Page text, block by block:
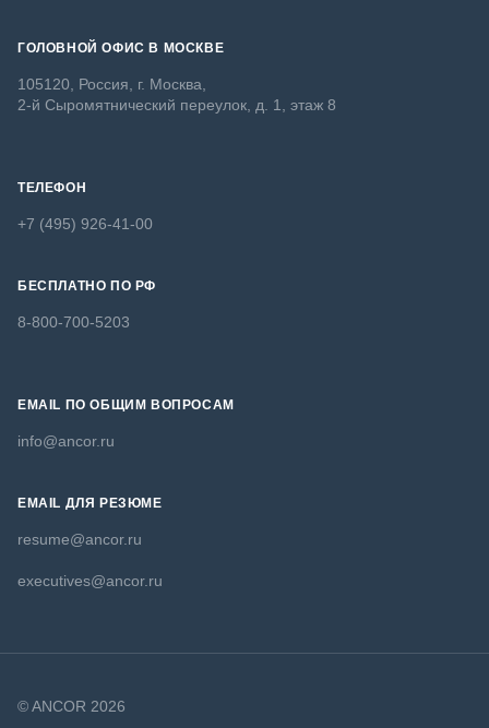
ГОЛОВНОЙ ОФИС В МОСКВЕ
105120, Россия, г. Москва,
2-й Сыромятнический переулок, д. 1, этаж 8
ТЕЛЕФОН
+7 (495) 926-41-00
БЕСПЛАТНО ПО РФ
8-800-700-5203
EMAIL ПО ОБЩИМ ВОПРОСАМ
info@ancor.ru
EMAIL ДЛЯ РЕЗЮМЕ
resume@ancor.ru
executives@ancor.ru
© ANCOR 2026